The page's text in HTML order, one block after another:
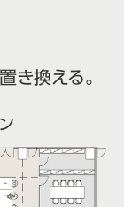
き換える。